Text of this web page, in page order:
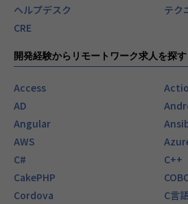
ヘルプデスク
テク
CRE
開発経験からリモートワーク求人を探す
Access
AD
Angular
AWS
C#
C++
CakePHP
Cordova
C言